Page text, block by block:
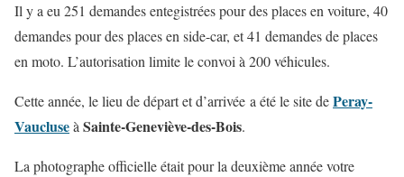
Il y a eu 251 demandes entegistrées pour des places en voiture, 40
demandes pour des places en side-car, et 41 demandes de places
en moto. L’autorisation limite le convoi à 200 véhicules.
Cette année, le lieu de départ et d’arrivée a été le site dePeray-
Vaucluseà Sainte-Geneviève-des-Bois.
La photographe officielle était pour la deuxième année votre